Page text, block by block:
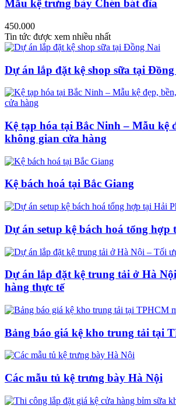
Mẫu kệ trưng bày Chén bát đĩa
450.000
Tin tức được xem nhiều nhất
Dự án lắp đặt kệ shop sữa tại
Kệ tạp hóa tại Bắc Ninh – Mẫu kệ
không gian cửa hàng
Kệ bách hoá tại Bắc Giang
Dự án setup kệ bách hoá tổng hợp
Dự án lắp đặt kệ trung tải ở Hà
hàng thực tế
Bảng báo giá kệ kho trung tải tại
Các mẫu tủ kệ trưng bày Hà Nội